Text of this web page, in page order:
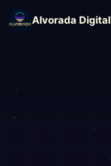
Alvorada Digital